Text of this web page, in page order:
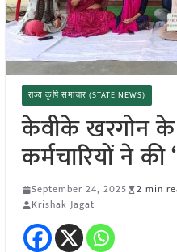
राज्य कृषि समाचार (STATE NEWS)
केवीके खरगोन के
कर्मचारियों ने
September 24, 2025 2 min
Krishak Jagat